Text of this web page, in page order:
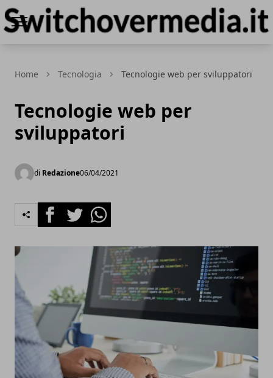
Home Tecnologia Tecnologie web per sviluppatori
Tecnologie web per
sviluppatori
di Redazione06/04/2021
FacebookTwitterWhatsapp